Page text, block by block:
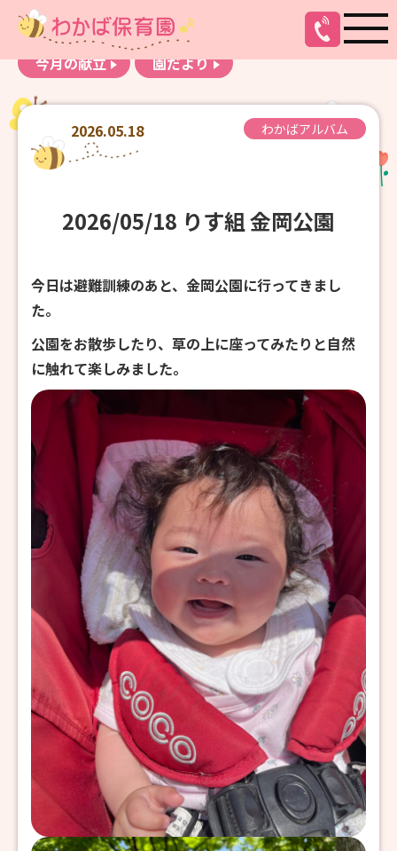
お知らせ
わかばアルバム
今月の献立
園だより
2026.05.18 わかばアルバム
2026/05/18 りす組 金岡公園
今日は避難訓練のあと、金岡公園に行ってきまし
た。
公園をお散歩したり、草の上に座ってみたりと自然
に触れて楽しみました。